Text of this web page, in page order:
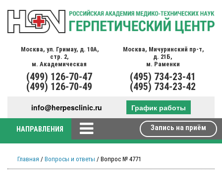
Москва, ул. Гримау, д. 10А,
стр. 2,
м. Академическая
(499) 126-70-47
(499) 126-70-49
Москва, Мичуринский пр-т,
д. 21Б,
м. Раменки
(495) 734-23-41
(495) 734-23-42
info@herpesclinic.ru График работы
НАПРАВЛЕНИЯ Запись на приём
Главная / Вопросы и ответы / Вопрос № 4771